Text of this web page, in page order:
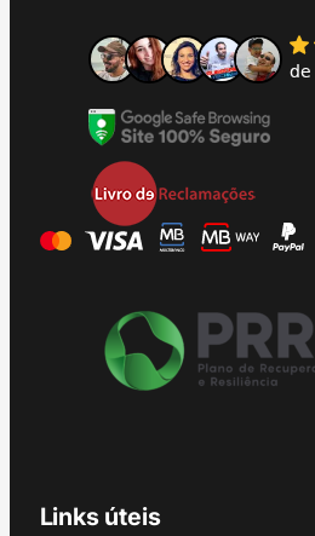
Links úteis